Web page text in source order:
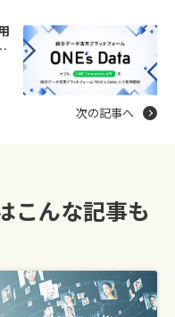
次の記事へ
こんな記事も